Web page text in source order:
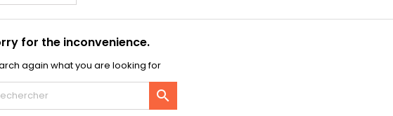
for the inconvenience.
again what you are looking for
